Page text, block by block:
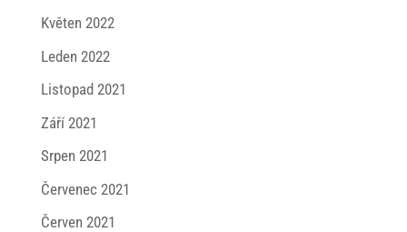
Květen 2022
Leden 2022
Listopad 2021
Září 2021
Srpen 2021
Červenec 2021
Červen 2021